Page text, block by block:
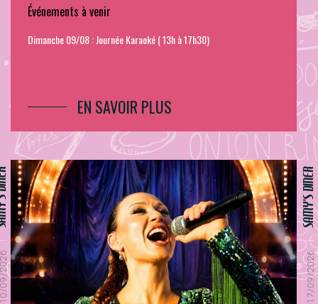
Événements à venir
Dimanche 09/08 : Journée Karaoké ( 13h à 17h30)
EN SAVOIR PLUS
17/09/2026
SAMY'S DINER